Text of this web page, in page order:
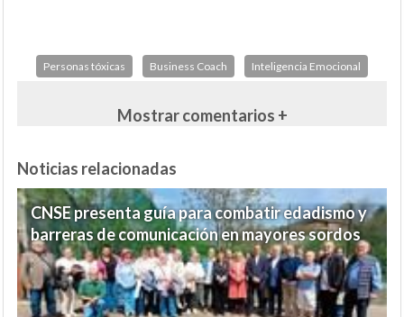
Personas tóxicas Business Coach Inteligencia Emocional
Mostrar comentarios +
Noticias relacionadas
CNSE presenta guía para combatir edadismo y
barreras de comunicación en mayores sordos